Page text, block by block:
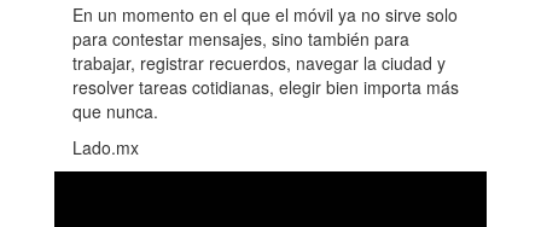
En un momento en el que el móvil ya no sirve solo
para contestar mensajes, sino también para
trabajar, registrar recuerdos, navegar la ciudad y
resolver tareas cotidianas, elegir bien importa más
que nunca.
Lado.mx